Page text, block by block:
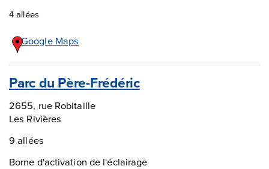
4 allées
Google Maps
Parc du Père-Frédéric
2655, rue Robitaille
Les Rivières
9 allées
Borne d'activation de l'éclairage